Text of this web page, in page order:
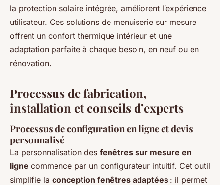
la protection solaire intégrée, améliorent l’expérience
utilisateur. Ces solutions de menuiserie sur mesure
offrent un confort thermique intérieur et une
adaptation parfaite à chaque besoin, en neuf ou en
rénovation.
Processus de fabrication,
installation et conseils d’experts
Processus de configuration en ligne et devis
personnalisé
La personnalisation des fenêtres sur mesure en
ligne commence par un configurateur intuitif. Cet outil
simplifie la conception fenêtres adaptées : il permet